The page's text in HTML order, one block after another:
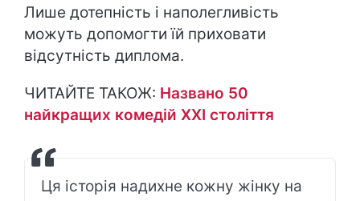
Лише дотепність і наполегливість
можуть допомогти їй приховати
відсутність диплома.
ЧИТАЙТЕ ТАКОЖ: Названо 50
найкращих комедій ХХІ століття
Ця історія надихне кожну жінку на